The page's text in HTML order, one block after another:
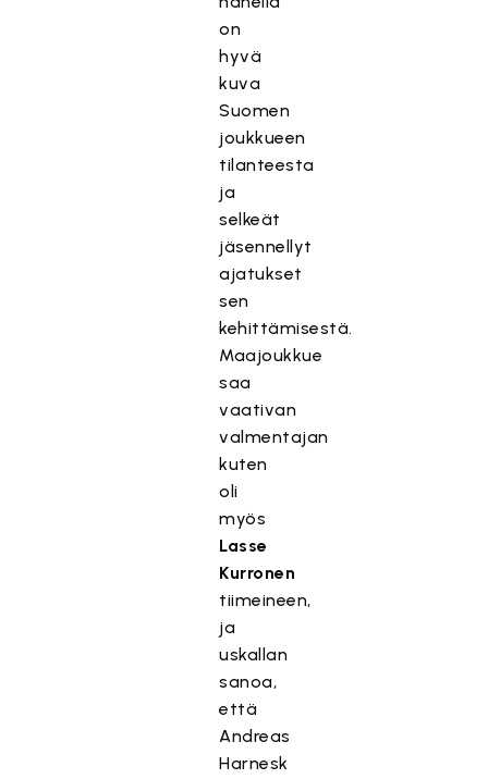
on
hyvä
kuva
Suomen
joukkueen
tilanteesta
ja
selkeät
jäsennellyt
ajatukset
sen
kehittämisestä.
Maajoukkue
saa
vaativan
valmentajan
kuten
oli
myös
Lasse
Kurronen
tiimeineen,
ja
uskallan
sanoa,
että
Andreas
Harnesk